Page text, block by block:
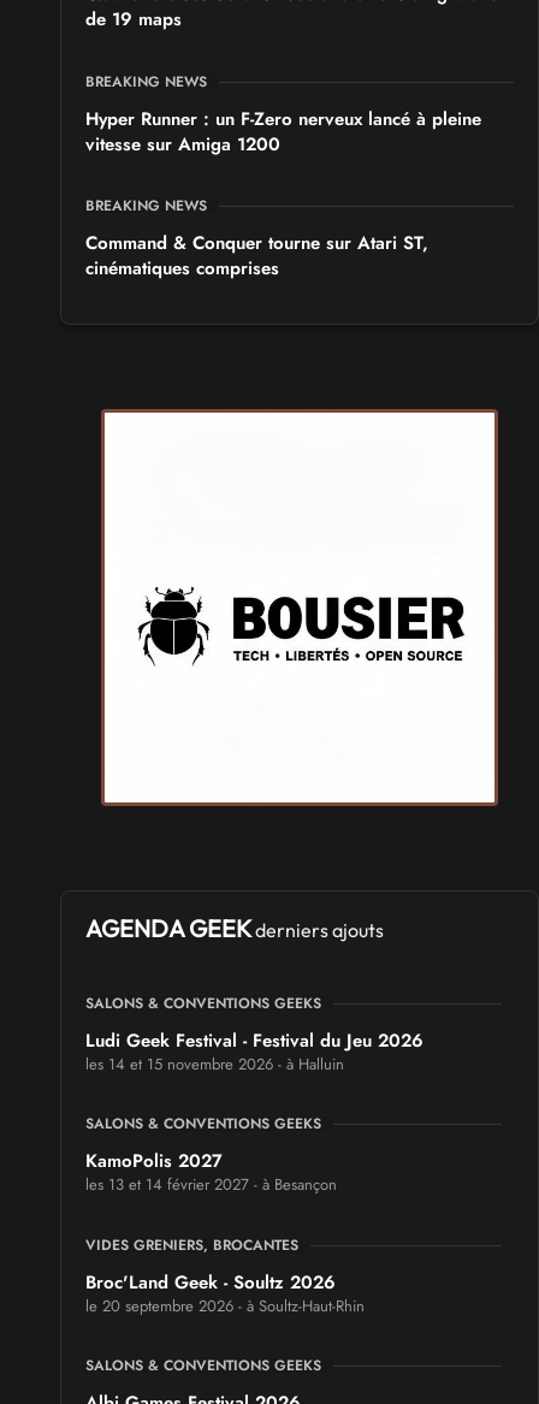
de 19 maps
BREAKING NEWS
Hyper Runner : un F-Zero nerveux lancé à pleine
vitesse sur Amiga 1200
BREAKING NEWS
Command & Conquer tourne sur Atari ST,
cinématiques comprises
AGENDA GEEKderniers ajouts
SALONS & CONVENTIONS GEEKS
Ludi Geek Festival - Festival du Jeu 2026
les 14 et 15 novembre 2026 - à Halluin
SALONS & CONVENTIONS GEEKS
KamoPolis 2027
les 13 et 14 février 2027 - à Besançon
VIDES GRENIERS, BROCANTES
Broc'Land Geek - Soultz 2026
le 20 septembre 2026 - à Soultz-Haut-Rhin
SALONS & CONVENTIONS GEEKS